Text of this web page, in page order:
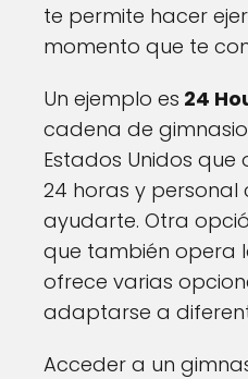
te permite hacer
momento que te
Un ejemplo es 24
cadena de
Estados Unidos
24 horas y
ayudarte. Otra
que también opera
ofrece varias
adaptarse a
Acceder a un